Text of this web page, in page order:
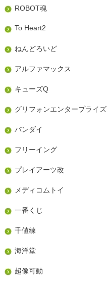
ROBOT魂
To Heart2
ねんどろいど
アルファマックス
キューズQ
グリフォンエンタープライズ
バンダイ
フリーイング
プレイアーツ改
メディコムトイ
一番くじ
千値練
海洋堂
超像可動